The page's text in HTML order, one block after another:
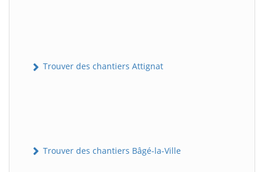
Trouver des chantiers Attignat
Trouver des chantiers Bâgé-la-Ville